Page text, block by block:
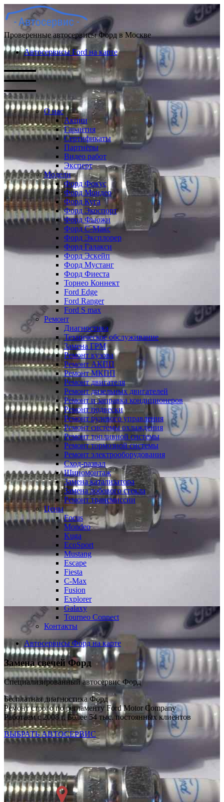
Проверенные автосервисы Форд в Москве
Автосервисы Ford на карте
О нас
Акции
Гарантия
Сертификаты
Партнёры
Видео работ
Эксперт
Модели
Форд Фокус
Форд Мондео
Форд Куга
Форд Экоспорт
Форд Фьюжн
Форд С-Макс
Форд Эксплорер
Форд Галакси
Форд Эскейп
Форд Мустанг
Форд Фиеста
Торнео Коннект
Ford Edge
Ford Ranger
Ford S max
Ремонт
Диагностика
Техническое обслуживание
Замена ГРМ
Ремонт кузова
Ремонт АКПП
Ремонт МКПП
Ремонт двигателя
Ремонт дизельных двигателей
Ремонт и заправка кондиционеров
Ремонт подвески
Ремонт рулевого управления
Ремонт системы охлаждения
Ремонт топливной системы
Ремонт тормозной системы
Ремонт электрооборудования
Сход-развал
Шиномонтаж
Замена катализатора
Замена лобового стекла
Ремонт трансмиссии
Цены
Focus
Mondeo
Kuga
EcoSport
Mustang
Escape
Fiesta
C-Max
Fusion
Explorer
Galaxy
Tourneo Connect
Контакты
Автосервисы Форд на карте
Замена свечей Форд
Специализированный автосервис Форд
Бесплатная диагностика Форд
Ремонт строго по регламенту Ford Motor Company
Работаем с 2008 г. Более 54 тыс. постоянных клиентов
ВЫБРАТЬ АВТОСЕРВИС